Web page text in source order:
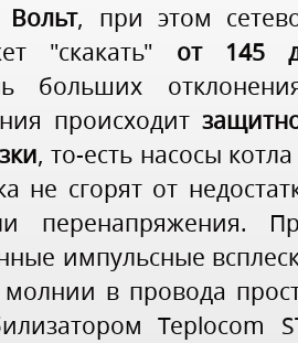
Вольт, при этом
"скакать" от 145
больших
происходит
, то-есть насосы
не сгорят от
перенапряжения.
импульсные
в провода
Teplocom